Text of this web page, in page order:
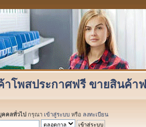
าโพสประกาศฟรี ขายสินค้า
คคลทั่วไป กรุณา เข้าสู่ระบบ หรือ ลงทะเบียน